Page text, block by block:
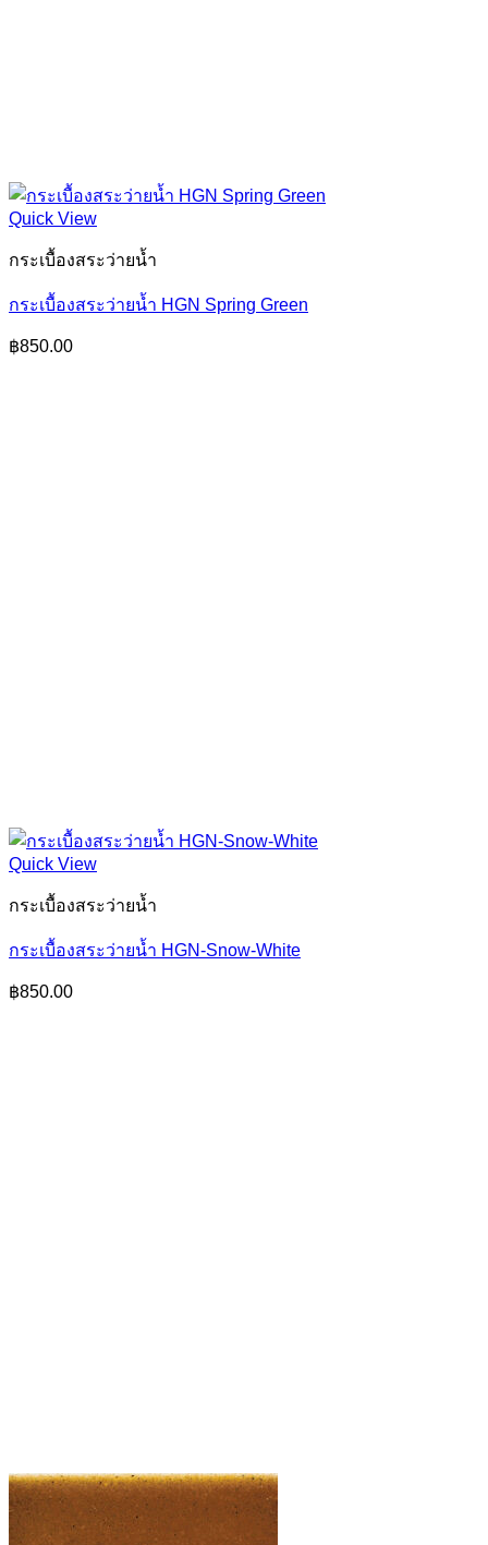
Quick View
กระเบื้องสระว่ายน้ำ
กระเบื้องสระว่ายน้ำ HGN Spring Green
฿850.00
Quick View
กระเบื้องสระว่ายน้ำ
กระเบื้องสระว่ายน้ำ HGN-Snow-White
฿850.00